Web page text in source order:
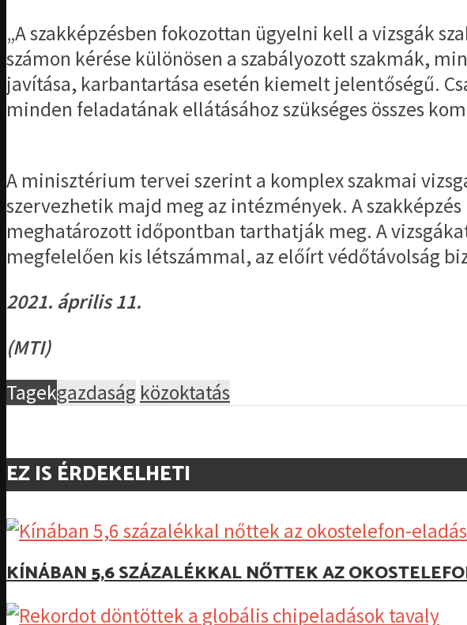
„A szakképzésben fokozottan ügyelni kell a vizsgák
számon kérése különösen a szabályozott szakmák,
javítása, karbantartása esetén kiemelt jelentőségű.
minden feladatának ellátásához szükséges összes
A minisztérium tervei szerint a komplex szakmai
szervezhetik majd meg az intézmények. A
meghatározott időpontban tarthatják meg. A
megfelelően kis létszámmal, az előírt védőtávolság
2021. április 11.
(MTI)
Tagekgazdaság közoktatás
EZ IS ÉRDEKELHETI
KÍNÁBAN 5,6 SZÁZALÉKKAL NŐTTEK AZ